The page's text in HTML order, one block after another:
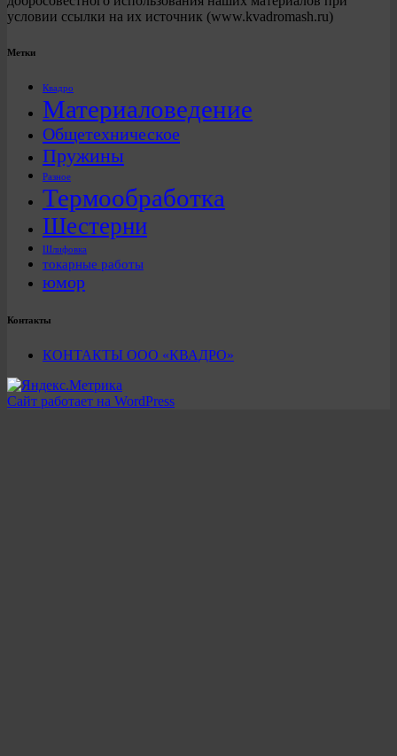
условии ссылки на их источник (www.kvadromash.ru)
Метки
Квадро
Материаловедение
Общетехническое
Пружины
Разное
Термообработка
Шестерни
Шлифовка
токарные работы
юмор
Контакты
КОНТАКТЫ ООО «КВАДРО»
Сайт работает на WordPress